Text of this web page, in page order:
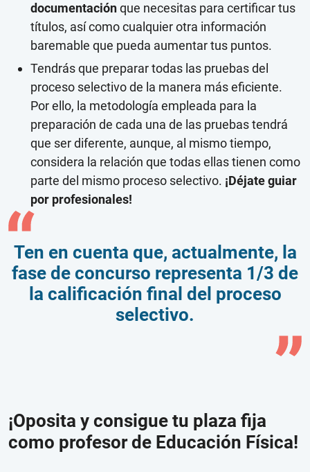
documentaciónque necesitas para certificar tus
títulos, así como cualquier otra información
baremable que pueda aumentar tus puntos.
Tendrás que preparar todas las pruebas del
proceso selectivode la manera más eficiente.
Por ello, la metodología empleada para la
preparación de cada una de las pruebas tendrá
que ser diferente, aunque, al mismo tiempo,
considera la relación que todas ellas tienen como
parte del mismo proceso selectivo. ¡Déjate guiar
por profesionales!
Ten en cuenta que, actualmente, la
fase de concurso representa 1/3 de
la calificación final del proceso
selectivo.
¡Oposita y consigue tu plaza fija
como profesor de Educación Física!